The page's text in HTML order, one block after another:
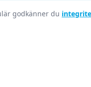
godkänner du